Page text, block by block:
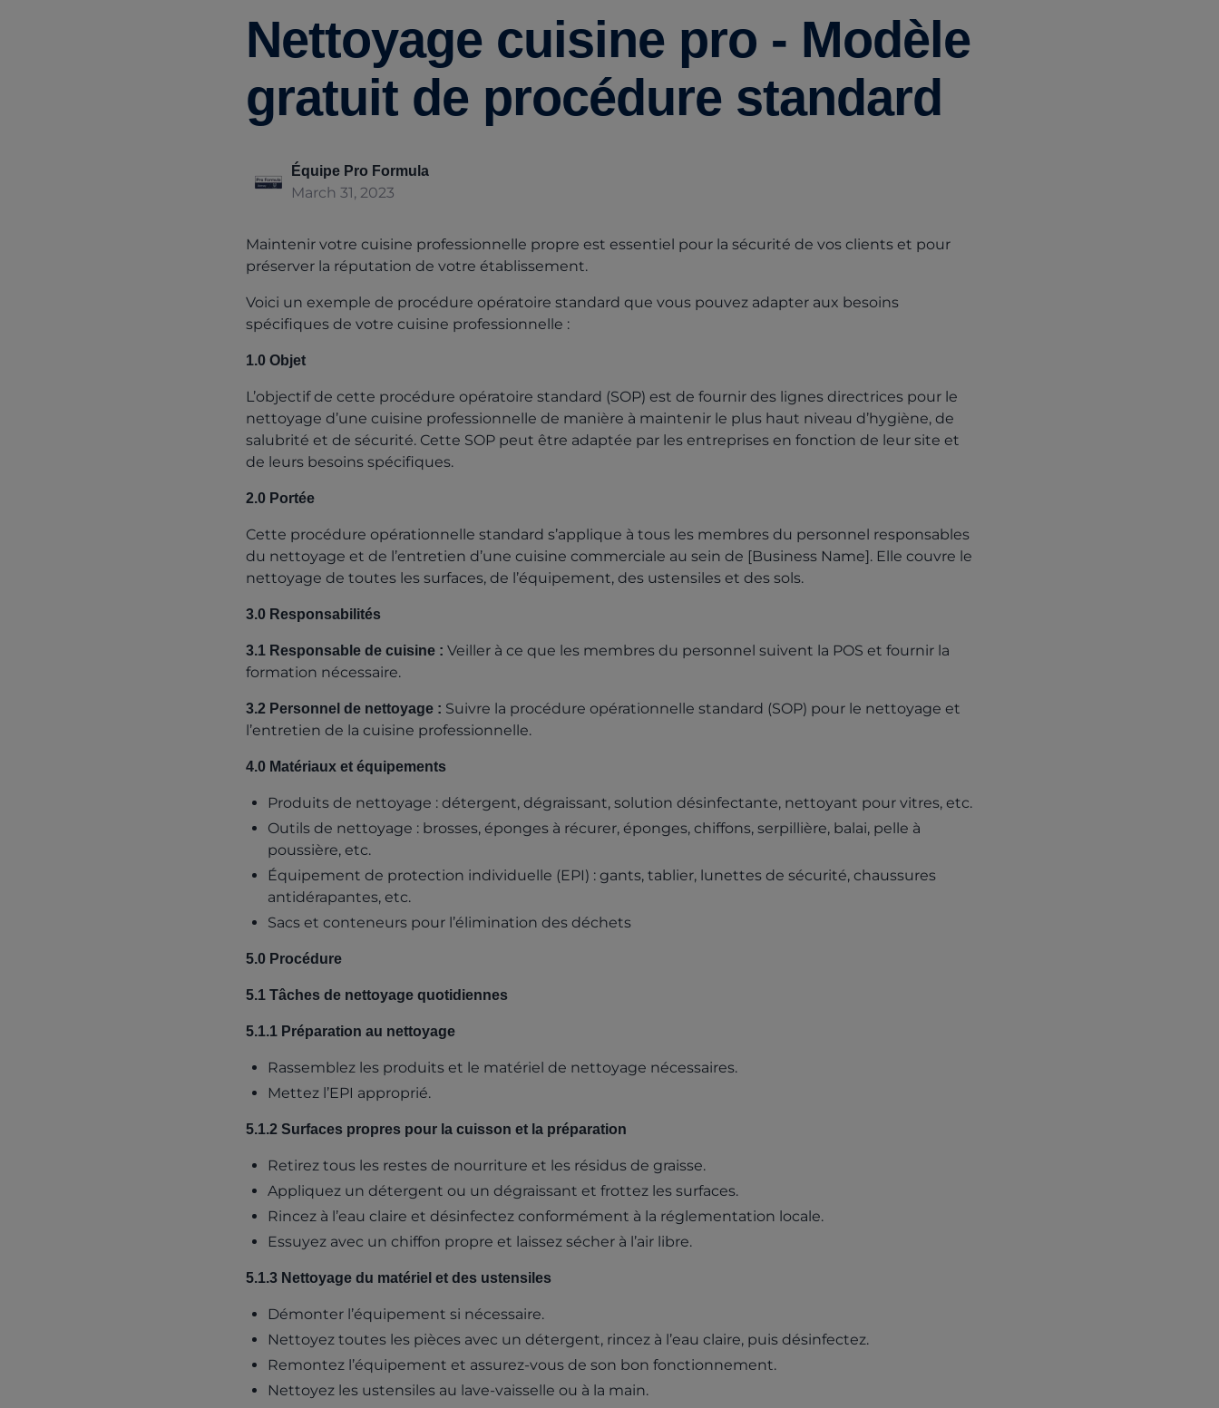
Nettoyage cuisine pro - Modèle
gratuit de procédure standard
Équipe Pro Formula
March 31, 2023
Maintenir votre cuisine professionnelle propre est essentiel pour la sécurité de vos clients et pour
préserver la réputation de votre établissement.
Voici un exemple de procédure opératoire standard que vous pouvez adapter aux besoins
spécifiques de votre cuisine professionnelle :
1.0 Objet
L’objectif de cette procédure opératoire standard (SOP) est de fournir des lignes directrices pour le
nettoyage d’une cuisine professionnelle de manière à maintenir le plus haut niveau d’hygiène, de
salubrité et de sécurité. Cette SOP peut être adaptée par les entreprises en fonction de leur site et
de leurs besoins spécifiques.
2.0 Portée
Cette procédure opérationnelle standard s’applique à tous les membres du personnel responsables
du nettoyage et de l’entretien d’une cuisine commerciale au sein de [Business Name]. Elle couvre le
nettoyage de toutes les surfaces, de l’équipement, des ustensiles et des sols.
3.0 Responsabilités
3.1 Responsable de cuisine : Veiller à ce que les membres du personnel suivent la POS et fournir la
formation nécessaire.
3.2 Personnel de nettoyage : Suivre la procédure opérationnelle standard (SOP) pour le nettoyage et
l’entretien de la cuisine professionnelle.
4.0 Matériaux et équipements
Produits de nettoyage : détergent, dégraissant, solution désinfectante, nettoyant pour vitres, etc.
Outils de nettoyage : brosses, éponges à récurer, éponges, chiffons, serpillière, balai, pelle à
poussière, etc.
Équipement de protection individuelle (EPI) : gants, tablier, lunettes de sécurité, chaussures
antidérapantes, etc.
Sacs et conteneurs pour l’élimination des déchets
5.0 Procédure
5.1 Tâches de nettoyage quotidiennes
5.1.1 Préparation au nettoyage
Rassemblez les produits et le matériel de nettoyage nécessaires.
Mettez l’EPI approprié.
5.1.2 Surfaces propres pour la cuisson et la préparation
Retirez tous les restes de nourriture et les résidus de graisse.
Appliquez un détergent ou un dégraissant et frottez les surfaces.
Rincez à l’eau claire et désinfectez conformément à la réglementation locale.
Essuyez avec un chiffon propre et laissez sécher à l’air libre.
5.1.3 Nettoyage du matériel et des ustensiles
Démonter l’équipement si nécessaire.
Nettoyez toutes les pièces avec un détergent, rincez à l’eau claire, puis désinfectez.
Remontez l’équipement et assurez-vous de son bon fonctionnement.
Nettoyez les ustensiles au lave-vaisselle ou à la main.